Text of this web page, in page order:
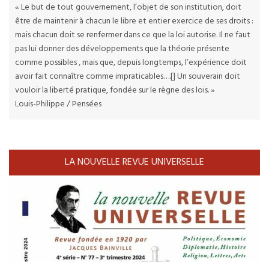
« Le but de tout gouvernement, l’objet de son institution, doit
être de maintenir à chacun le libre et entier exercice de ses droits :
mais chacun doit se renfermer dans ce que la loi autorise. Il ne faut
pas lui donner des développements que la théorie présente
comme possibles , mais que, depuis longtemps, l’expérience doit
avoir fait connaître comme impraticables….[] Un souverain doit
vouloir la liberté pratique, fondée sur le règne des lois. »
Louis-Philippe / Pensées
LA NOUVELLE REVUE UNIVERSELLE